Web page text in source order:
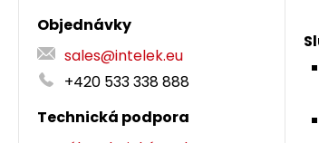
Objednávky
sales@intelek.eu
+420 533 338 888
Technická podpora